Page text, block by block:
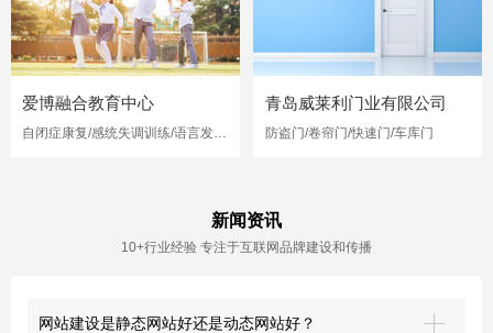
爱博融合教育中心 青岛威莱利门业有限公司
防盗门/卷帘门/快速门/车库门
新闻资讯
10+行业经验 专注于互联网品牌建设和传播
网站建设是静态网站好还是动态网站好？